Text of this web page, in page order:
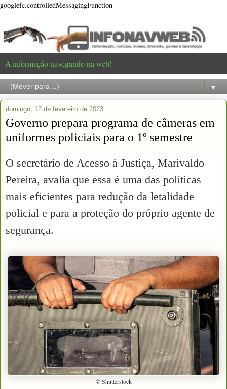
googlefc.controlledMessagingFunction
A informação navegando na web!
▼
domingo, 12 de fevereiro de 2023
Governo prepara programa de câmeras em
uniformes policiais para o 1º semestre
O secretário de Acesso à Justiça, Marivaldo
Pereira, avalia que essa é uma das políticas
mais eficientes para redução da letalidade
policial e para a proteção do próprio agente de
segurança.
© Shutterstock